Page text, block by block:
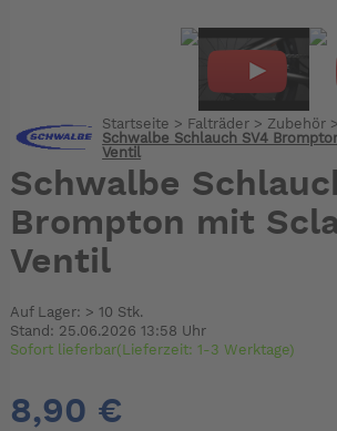
Startseite > Falträder > Zubehör >
Schwalbe Schlauch SV4
Ventil
Schwalbe
Brompton mit
Ventil
Auf Lager: > 10 Stk.
Stand: 25.06.2026 13:58 Uhr
Sofort lieferbar(Lieferzeit: 1-3 Werktage)
8,90 €